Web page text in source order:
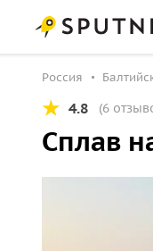
Россия
4.8 (6
Сплав